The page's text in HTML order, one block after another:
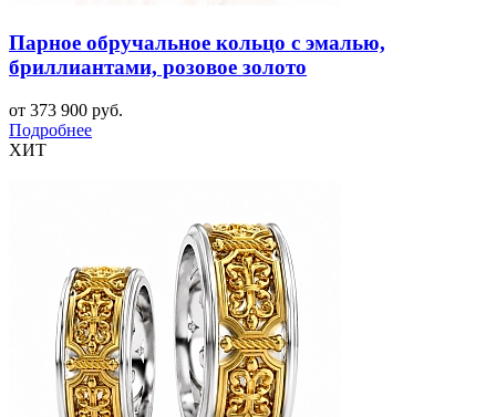
Парное обручальное кольцо с эмалью,
бриллиантами, розовое золото
от 373 900 руб.
Подробнее
ХИТ